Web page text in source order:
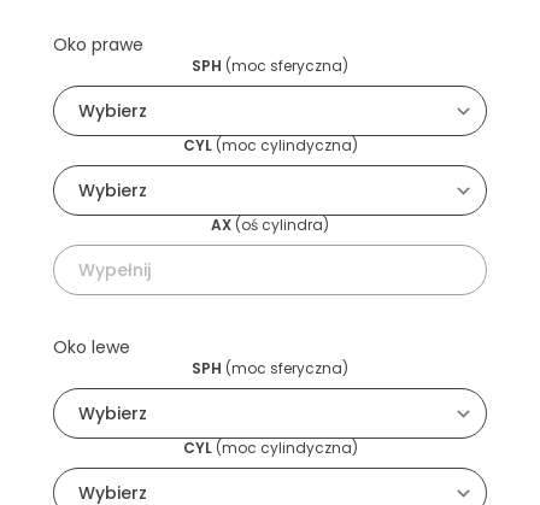
Oko prawe
SPH (moc sferyczna)
CYL(moc cylindyczna)
AX (oś cylindra)
Oko lewe
SPH (moc sferyczna)
CYL(moc cylindyczna)